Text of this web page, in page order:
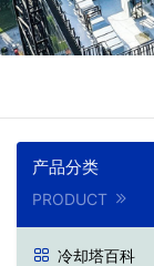
产品分类
PRODUCT
冷却塔百科